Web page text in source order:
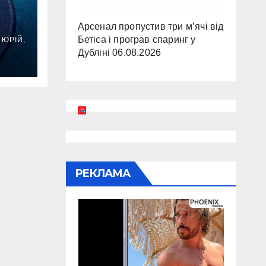
Арсенал пропустив три м’ячі від
Бетіса і програв спаринг у
Дубліні 06.08.2026
РЕКЛАМА